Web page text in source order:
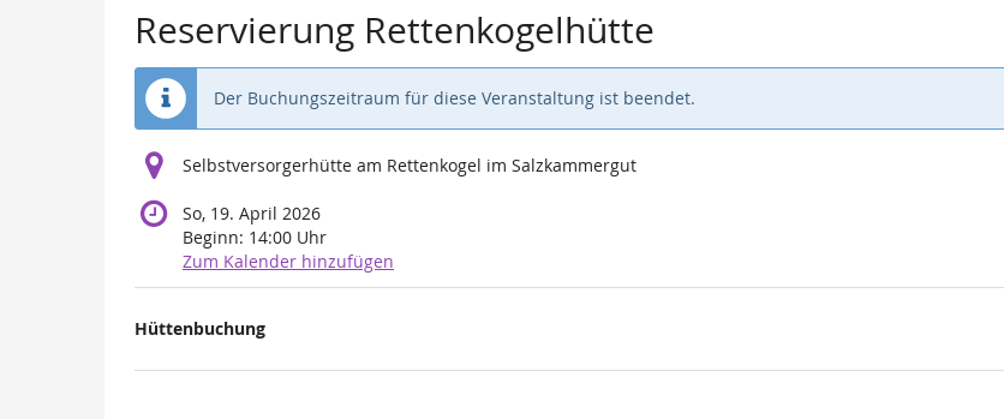
Reservierung Rettenkogelhütte
Der Buchungszeitraum für diese Veranstaltung ist beendet.
Selbstversorgerhütte am Rettenkogel im Salzkammergut
So, 19. April 2026
Beginn: 14:00 Uhr
Zum Kalender hinzufügen
Produkte
Hüttenbuchung